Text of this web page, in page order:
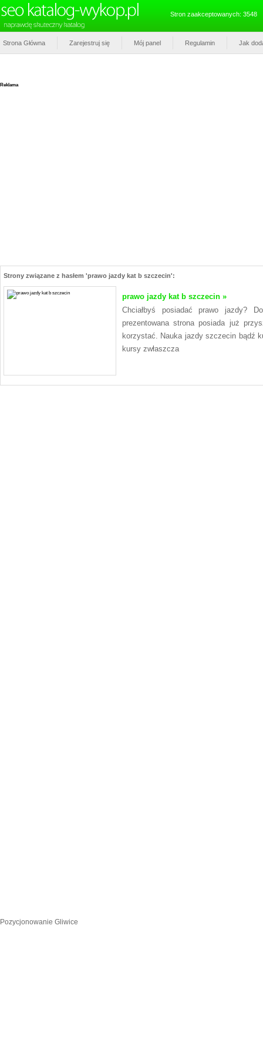
Stron zaakceptowanych: 3548
Strona Główna Zarejestruj się Mój panel Regulamin Jak
Reklama
Strony związane z hasłem 'prawo jazdy kat b szczecin':
prawo jazdy kat b szczecin »
Chciałbyś posiadać prawo jazdy?
prezentowana strona posiada już
korzystać. Nauka jazdy szczecin bądź
kursy zwłaszcza
Pozycjonowanie Gliwice